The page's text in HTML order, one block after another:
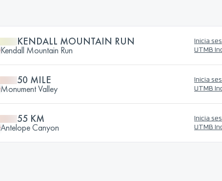
KENDALL MOUNTAIN RUN
Kendall Mountain Run
Inicia
UTMB
50 MILE
Monument Valley
Inicia
UTMB
55 KM
Antelope Canyon
Inicia
UTMB